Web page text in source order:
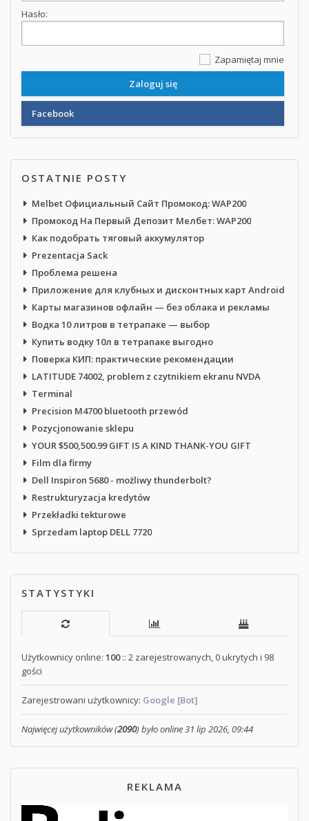
Hasło:
Zapamiętaj mnie
Facebook
OSTATNIE POSTY
Melbet Официальный Сайт Промокод: WAP200
Промокод На Первый Депозит Мелбет: WAP200
Как подобрать тяговый аккумулятор
Prezentacja Sack
Проблема решена
Приложение для клубных и дисконтных карт Android
Карты магазинов офлайн — без облака и рекламы
Водка 10 литров в тетрапаке — выбор
Купить водку 10л в тетрапаке выгодно
Поверка КИП: практические рекомендации
LATITUDE 74002, problem z czytnikiem ekranu NVDA
Terminal
Precision M4700 bluetooth przewód
Pozycjonowanie sklepu
YOUR $500,500.99 GIFT IS A KIND THANK-YOU GIFT
Film dla firmy
Dell Inspiron 5680 - możliwy thunderbolt?
Restrukturyzacja kredytów
Przekładki tekturowe
Sprzedam laptop DELL 7720
STATYSTYKI
Użytkownicy online: 100:: 2 zarejestrowanych, 0 ukrytych i 98
gości
Zarejestrowani użytkownicy: Google [Bot]
Najwięcej użytkowników (2090) było online 31 lip 2026, 09:44
REKLAMA